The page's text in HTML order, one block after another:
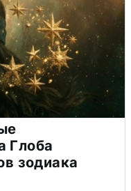
Глоба
зодиака